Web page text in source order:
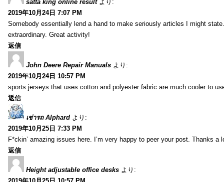
satta king online result より:
2019年10月24日 7:07 PM
Somebody essentially lend a hand to make seriously articles I might
extraordinary. Great activity!
返信
John Deere Repair Manuals より:
2019年10月24日 10:57 PM
sports jerseys that uses cotton and polyester fabric are much cooler to
返信
เช่ารถ Alphard より:
2019年10月25日 7:33 PM
F*ckin’ amazing issues here. I’m very happy to peer your post. Thanks
返信
Height adjustable office desks より:
2019年10月25日 10:57 PM